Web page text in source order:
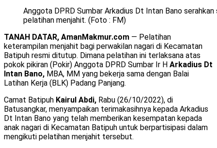
Anggota DPRD Sumbar Arkadius Dt Intan Bano
pelatihan menjahit. (Foto : FM)
TANAH DATAR, AmanMakmur.com — Pelatihan
keterampilan menjahit bagi perwakilan nagari di Kecamatan
Batipuh resmi ditutup. Dimana pelatihan ini terlaksana atas
pokok pikiran (Pokir) Anggota DPRD Sumbar Ir H Arkadius Dt
Intan Bano, MBA, MM yang bekerja sama dengan Balai
Latihan Kerja (BLK) Padang Panjang.
Camat Batipuh Kairul Abdi, Rabu (26/10/2022), di
Batusangkar, menyampaikan terimakasihnya kepada Arkadius
Dt Intan Bano yang telah memberikan kesempatan kepada
anak nagari di Kecamatan Batipuh untuk berpartisipasi dalam
mengikuti pelatihan menjahit tersebut.